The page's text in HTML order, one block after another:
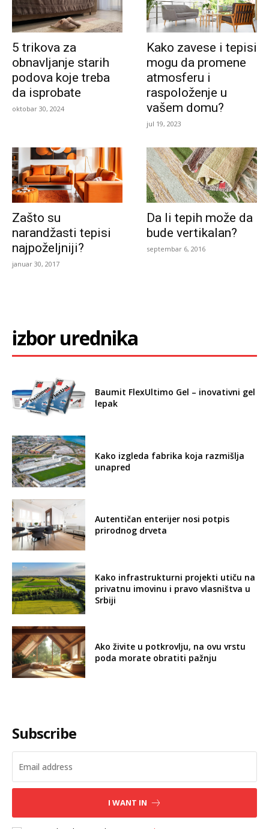
5 trikova za
obnavljanje starih
podova koje treba
da isprobate
oktobar 30, 2024
Kako zavese i tepisi
mogu da promene
atmosferu i
raspoloženje u
vašem domu?
jul 19, 2023
Zašto su
narandžasti tepisi
najpoželjniji?
januar 30, 2017
Da li tepih može da
bude vertikalan?
septembar 6, 2016
izbor urednika
Baumit FlexUltimo Gel – inovativni gel
lepak
Kako izgleda fabrika koja razmišlja
unapred
Autentičan enterijer nosi potpis
prirodnog drveta
Kako infrastrukturni projekti utiču na
privatnu imovinu i pravo vlasništva u
Srbiji
Ako živite u potkrovlju, na ovu vrstu
poda morate obratiti pažnju
Subscribe
I WANT IN